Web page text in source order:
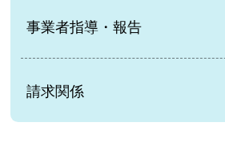
事業者指導・報告
請求関係